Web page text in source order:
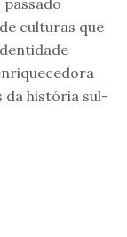
culturas que
da história sul-